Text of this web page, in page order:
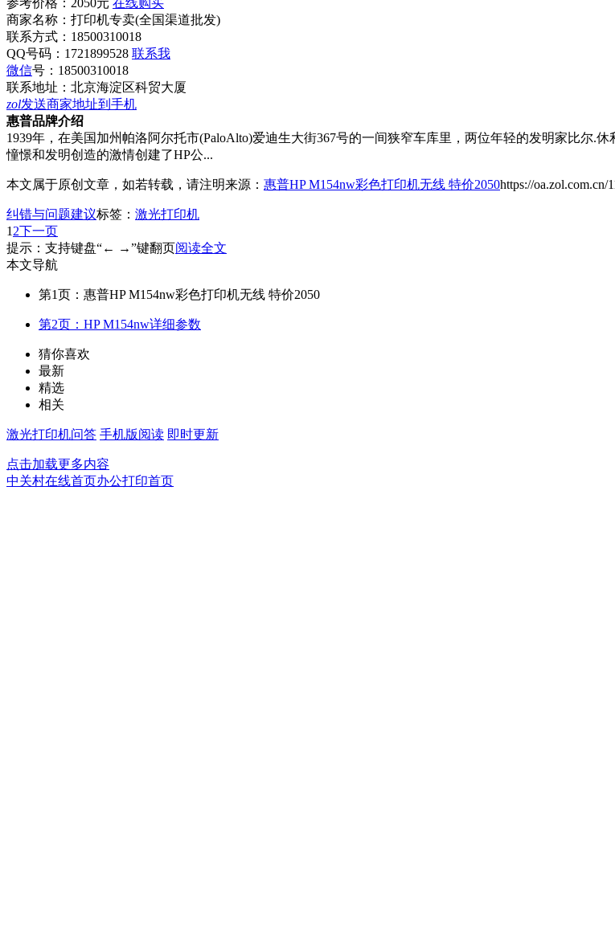
商家名称： 打印机专卖(全国渠道批发)
联系方式： 18500310018
QQ号码：1721899528 联系我
微信号： 18500310018
联系地址： 北京海淀区科贸大厦
zol发送商家地址到手机
惠普品牌介绍
1939年，在美国加州帕洛阿尔托市(PaloAlto)爱迪生大街367号的一间狭窄车库里，两位年轻的发明家比尔.
憧憬和发明创造的激情创建了HP公...
本文属于原创文章，如若转载，请注明来源： 惠普HP M154nw彩色打印机无线 特价2050https://oa.zol.com.cn/
纠错与问题建议标签： 激光打印机
1 2下一页
提示：支持键盘“← →”键翻页阅读全文
本文导航
第1页：惠普HP M154nw彩色打印机无线 特价2050
第2页：HP M154nw详细参数
猜你喜欢
最新
精选
相关
激光打印机问答 手机版阅读 即时更新
点击加载更多内容
中关村在线首页办公打印首页